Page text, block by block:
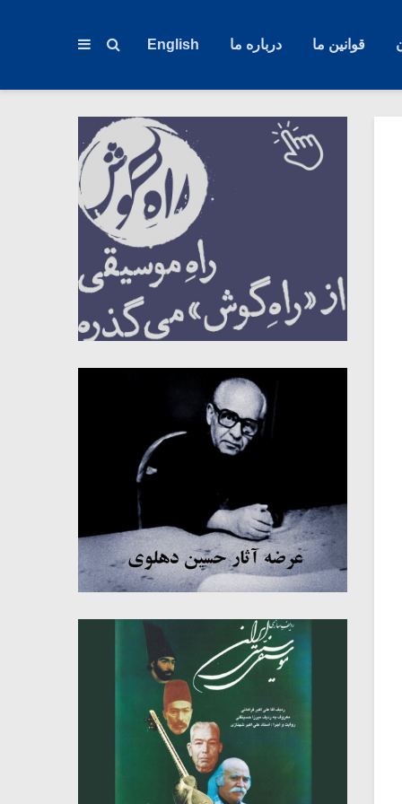
قوانین ما درباره ما English
میکلوش روژا